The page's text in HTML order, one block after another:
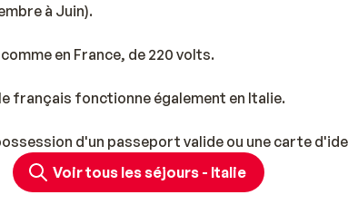
à Juin).
en France, de 220 volts.
français fonctionne également en Italie.
d'un passeport valide ou une carte
Voir tous les séjours - Italie